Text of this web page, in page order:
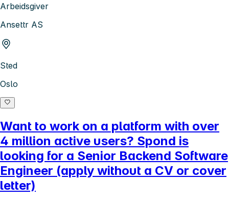
Arbeidsgiver
Ansettr AS
Sted
Oslo
Want to work on a platform with over
4 million active users? Spond is
looking for a Senior Backend Software
Engineer (apply without a CV or cover
letter)